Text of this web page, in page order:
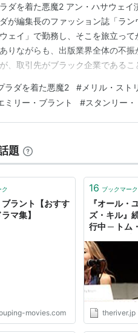
リア女王 世紀の愛
（2009）
イン・クリーニング
（2008）
マジックアワー ダメ男ハワー
ー・ウィルソンズ・ウォー（
・オースティンの読書会
（
ード 染血（2007）＜未＞ 出
の歌に
マー・オブ・ラブ
（2004）＜
ワロ「ナイルに死す」（2004
（2003／
（2003）＜未＞
プラダを着た悪魔 (
出版社/メーカー:
20世紀
発売日:
2007/04/18
ダを着た悪魔2 アン・ハサウェ
が編集長のファッション誌「ラ
ェイ」で勤務し、そこを旅立っ
りながらも、出版業界全体の不
、取引先がブラック企業である
勢が全面に押し出されており、
メなのか・・・」と、感じたりし
ラダを着た悪魔2 # メリル・スト
ミリー・ブラント #スタンリー
題
ク
ラント【おすす
マ集】
movies.com
16 ブックマーク
『オール・
ズ・キル』
行中 ─ トム
向、新脚本
RIVER
theriver.jp